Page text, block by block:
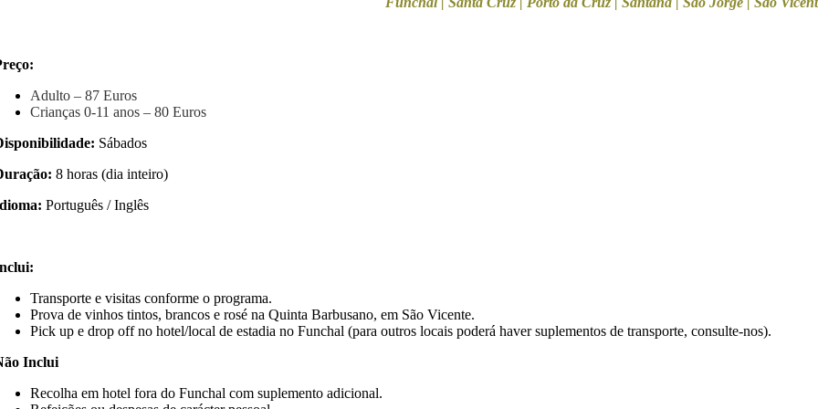
Adulto – 87 Euros
Crianças 0-11 anos – 80 Euros
Sábados
8 horas (dia inteiro)
Português / Inglês
Transporte e visitas conforme o programa.
Prova de vinhos tintos, brancos e rosé na Quinta Barbusano, em São Vicente.
Pick up e drop off no hotel/local de estadia no Funchal (para outros locais poderá haver suplementos de transporte, consulte-nos).
Inclui
Recolha em hotel fora do Funchal com suplemento adicional.